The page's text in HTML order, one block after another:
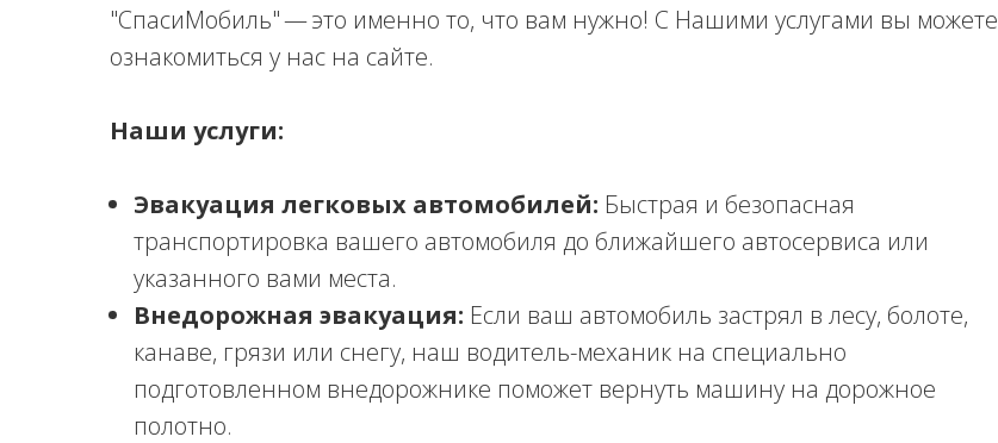
"СпасиМобиль" — это именно то, что вам нужно! С Нашими услугами вы можете
ознакомиться у нас на сайте.
Наши услуги:
Эвакуация легковых автомобилей: Быстрая и безопасная
транспортировка вашего автомобиля до ближайшего автосервиса или
указанного вами места.
Внедорожная эвакуация: Если ваш автомобиль застрял в лесу, болоте,
канаве, грязи или снегу, наш водитель-механик на специально
подготовленном внедорожнике поможет вернуть машину на дорожное
полотно.